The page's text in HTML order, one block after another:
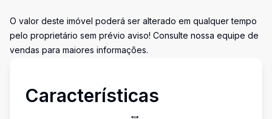
O valor deste imóvel poderá ser alterado em qualquer tempo
pelo proprietário sem prévio aviso! Consulte nossa equipe de
vendas para maiores informações.
Características